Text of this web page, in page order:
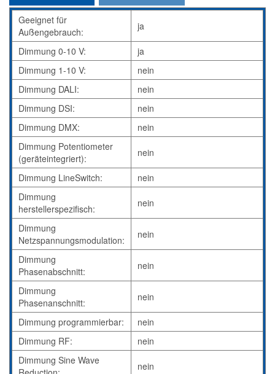
Geeignet für
Außengebrauch:
ja
Dimmung 0-10 V:
ja
Dimmung 1-10 V:
nein
Dimmung DALI:
nein
Dimmung DSI:
nein
Dimmung DMX:
nein
Dimmung Potentiometer
(geräteintegriert):
nein
Dimmung LineSwitch:
nein
Dimmung
herstellerspezifisch:
nein
Dimmung
Netzspannungsmodulation:
nein
Dimmung
Phasenabschnitt:
nein
Dimmung
Phasenanschnitt:
nein
Dimmung programmierbar:
nein
Dimmung RF:
nein
Dimmung Sine Wave
nein